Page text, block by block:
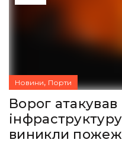
Новини, Порти
Ворог
виникли